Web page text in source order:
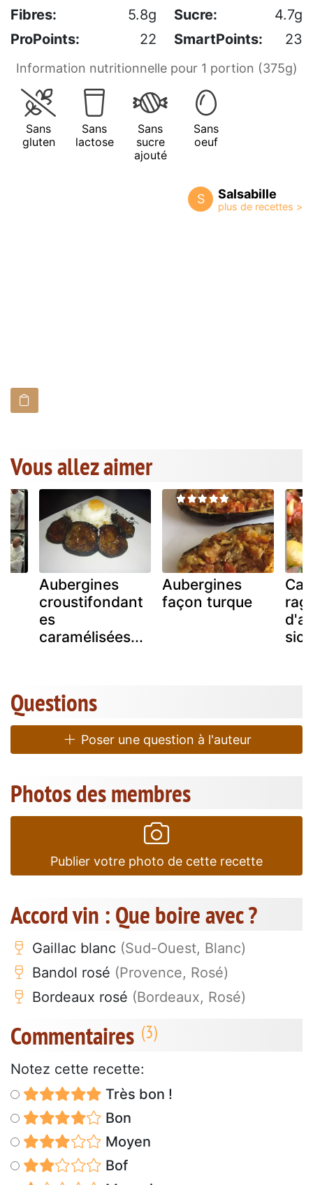
Fibres:
5.8g Sucre:
4.7g
ProPoints:
22 SmartPoints: 23
Information nutritionnelle pour 1 portion (375g)
Sans
gluten
Sans
lactose
Sans
sucre
ajouté
Sans
oeuf
S Salsabille
Vous allez aimer
Aubergines
croustifondant
es
caramélisées...
Aubergines
façon turque
Questions
Poser une question à l'auteur
Photos des membres
Publier votre photo de cette recette
Accord vin : Que boire avec ?
Gaillac blanc (Sud-Ouest, Blanc)
Bandol rosé (Provence, Rosé)
Bordeaux rosé (Bordeaux, Rosé)
Commentaires
Notez cette recette:
Très bon !
Bon
Moyen
Bof